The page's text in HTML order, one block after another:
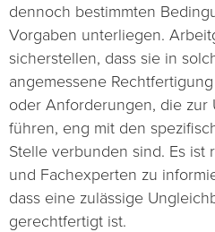
dennoch bestimmten
Vorgaben unterliegen.
sicherstellen, dass sie in
angemessene
oder Anforderungen, die zur
führen, eng mit den
Stelle verbunden sind. Es ist
und Fachexperten zu
dass eine zulässige
gerechtfertigt ist.